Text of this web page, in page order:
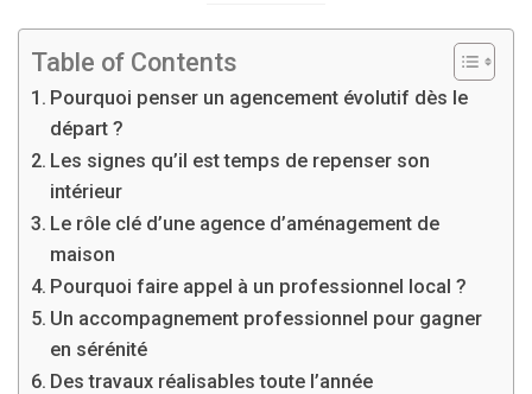
Table of Contents
Pourquoi penser un agencement évolutif dès le
départ ?
Les signes qu’il est temps de repenser son
intérieur
Le rôle clé d’une agence d’aménagement de
maison
Pourquoi faire appel à un professionnel local ?
Un accompagnement professionnel pour gagner
en sérénité
Des travaux réalisables toute l’année